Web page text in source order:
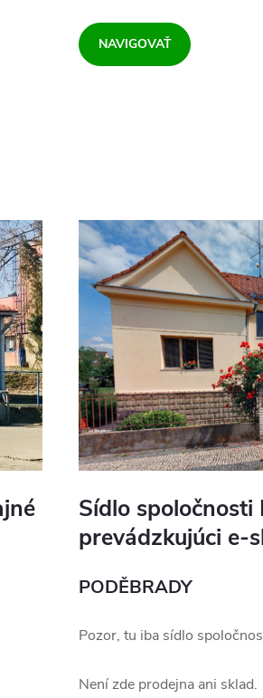
NAVIGOVAŤ
Sídlo spoločnosti
prevádzkujúci e-
PODĚBRADY
Pozor, tu iba sídlo
Není zde prodejna ani sklad.